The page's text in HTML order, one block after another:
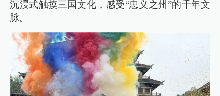
沉浸式触摸三国文化，感受“忠义之州”的千年文
脉。